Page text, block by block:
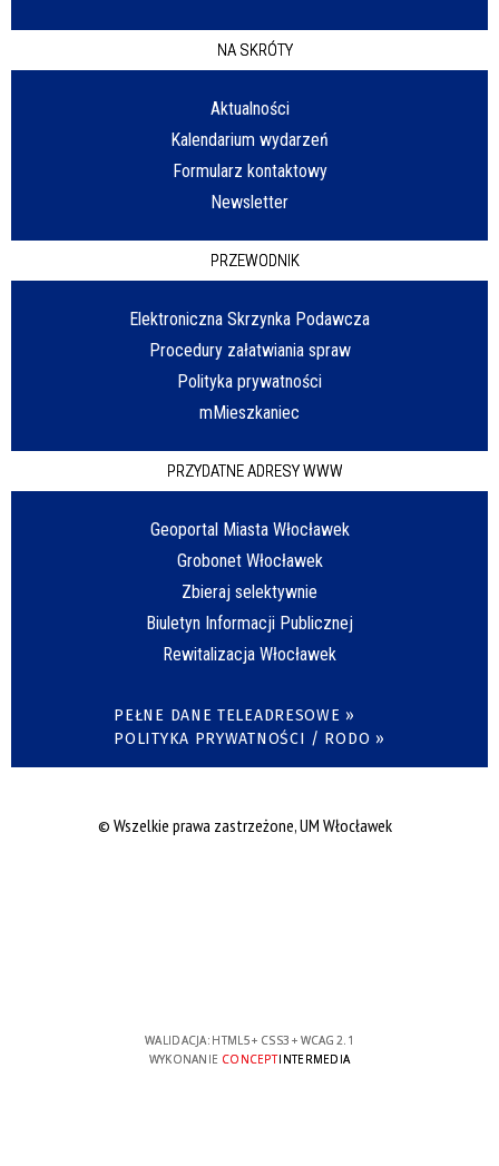
NA SKRÓTY
Aktualności
Kalendarium wydarzeń
Formularz kontaktowy
Newsletter
PRZEWODNIK
Elektroniczna Skrzynka Podawcza
Procedury załatwiania spraw
Polityka prywatności
mMieszkaniec
PRZYDATNE ADRESY WWW
Geoportal Miasta Włocławek
Grobonet Włocławek
Zbieraj selektywnie
Biuletyn Informacji Publicznej
Rewitalizacja Włocławek
PEŁNE DANE TELEADRESOWE »
POLITYKA PRYWATNOŚCI / RODO »
© Wszelkie prawa zastrzeżone, UM Włocławek
WALIDACJA: HTML5+ CSS3 + WCAG 2.1
WYKONANIE CONCEPTINTERMEDIA